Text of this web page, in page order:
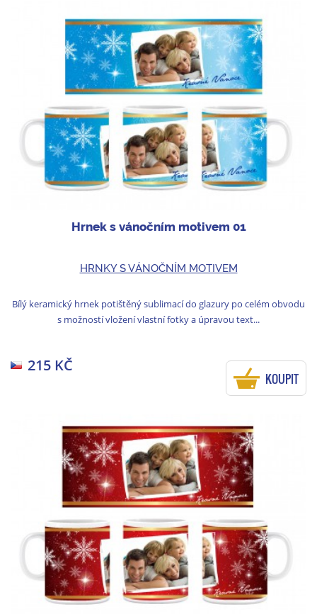
Hrnek s vánočním motivem 01
HRNKY S VÁNOČNÍM MOTIVEM
Bílý keramický hrnek potištěný sublimací do glazury po celém obvodu
s možností vložení vlastní fotky a úpravou text...
215 KČ
KOUPIT